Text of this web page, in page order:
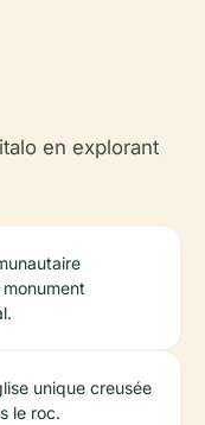
en explorant
unique creusée
le roc.